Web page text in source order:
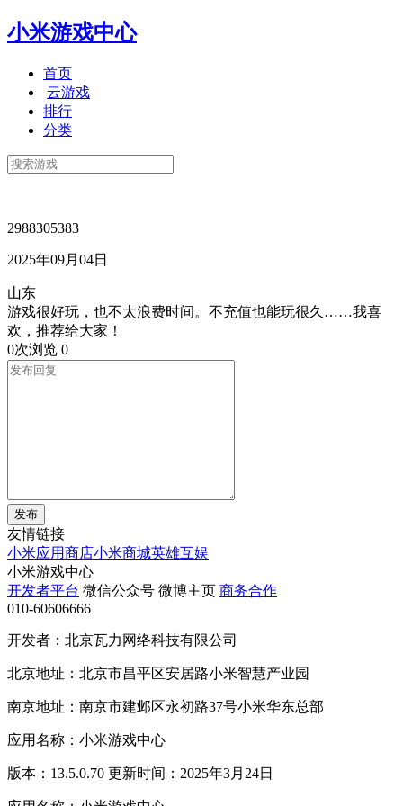
小米游戏中心
首页
云游戏
排行
分类
2988305383
2025年09月04日
山东
游戏很好玩，也不太浪费时间。不充值也能玩很久……我喜
欢，推荐给大家！
0次浏览 0
发布
友情链接
小米应用商店小米商城英雄互娱
小米游戏中心
开发者平台 微信公众号 微博主页 商务合作
010-60606666
开发者：北京瓦力网络科技有限公司
北京地址：北京市昌平区安居路小米智慧产业园
南京地址：南京市建邺区永初路37号小米华东总部
应用名称：小米游戏中心
版本：13.5.0.70 更新时间：2025年3月24日